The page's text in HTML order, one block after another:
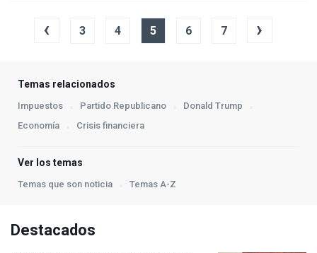
‹ 3 4 5 6 7 ›
Temas relacionados
Impuestos Partido Republicano
Donald Trump
Economía
Crisis financiera
Ver los temas
Temas que son noticia Temas A-Z
Destacados